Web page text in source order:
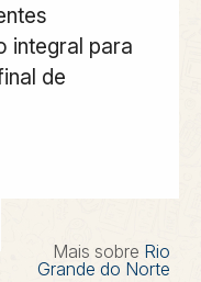
integral para
de
Mais sobre Rio
Grande do Norte